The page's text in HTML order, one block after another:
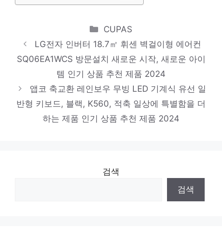
놓칠 수 없는 이번 특가! 인기 상품 추천 제품
2024
아이닉 대용량 에어프라이어 16L + 7종 조리
도구, AO-16LS, 블랙
스타일을 완성하는 마지막 조각 인기 상품 추
Categories
CUPAS
LG전자 인버터 18.7㎡ 휘센 벽걸이형 에어컨
SQ06EA1WCS 방문설치 새로운 시작, 새로운 아이
템 인기 상품 추천 제품 2024
앱코 축교환 레인보우 무빙 LED 기계식 유선 일
반형 키보드, 블랙, K560, 적축 일상에 특별함을 더
하는 제품 인기 상품 추천 제품 2024
검색
검색